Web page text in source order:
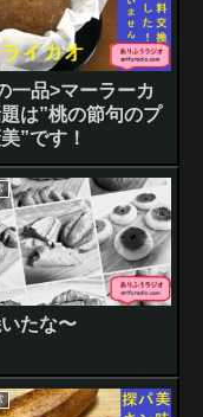
一品>マーラーカ
は”桃の節句のプ
”です！
たな〜